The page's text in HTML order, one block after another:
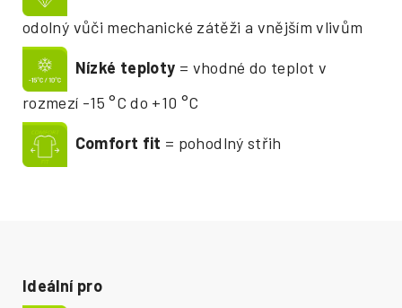
Ideální pro
odolný vůči mechanické zátěži a vnějším vlivům
Nízké teploty = vhodné do teplot v
rozmezí -15 °C do +10 °C
Comfort fit = pohodlný střih